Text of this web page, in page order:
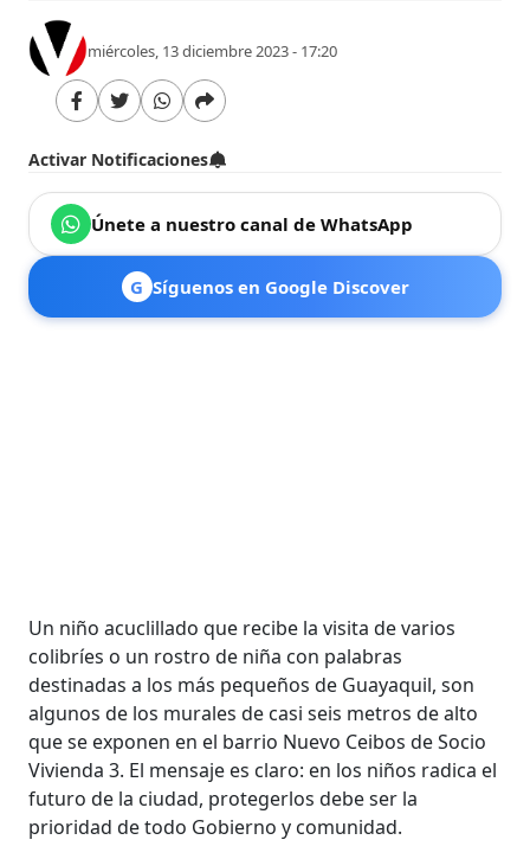
miércoles, 13 diciembre 2023 - 17:20
Activar Notificaciones
Únete a nuestro canal de WhatsApp
G Síguenos en Google Discover
Un niño acuclillado que recibe la visita de varios
colibríes o un rostro de niña con palabras
destinadas a los más pequeños de Guayaquil, son
algunos de los murales de casi seis metros de alto
que se exponen en el barrio Nuevo Ceibos de Socio
Vivienda 3. El mensaje es claro: en los niños radica el
futuro de la ciudad, protegerlos debe ser la
prioridad de todo Gobierno y comunidad.